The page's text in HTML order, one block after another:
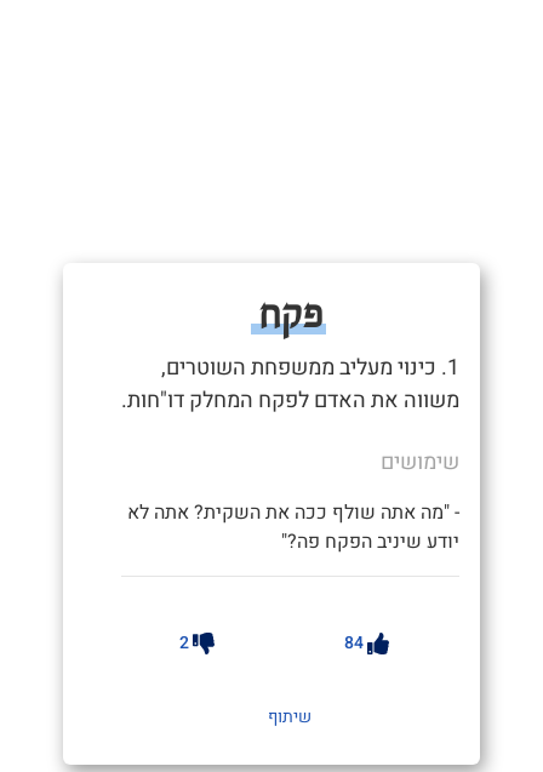
פקח
1. כינוי מעליב ממשפחת השוטרים,
משווה את האדם לפקח המחלק דו"חות.
שימושים
- "מה אתה שולף ככה את השקית? אתה לא
יודע שיניב הפקח פה?"
84
2
שיתוף